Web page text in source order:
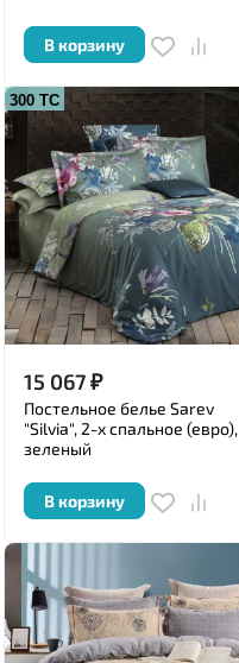
В корзину
300 ТС
15 067₽
Постельное белье Sarev
"Silvia", 2-х спальное (евро),
зеленый
В корзину